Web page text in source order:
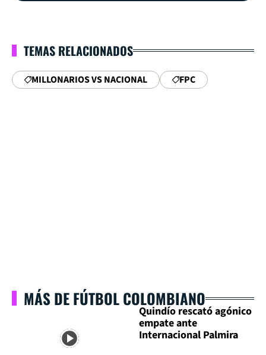
TEMAS RELACIONADOS
MILLONARIOS VS NACIONAL FPC
MÁS DE FÚTBOL COLOMBIANO
Quindío rescató agónico
empate ante
Internacional Palmira